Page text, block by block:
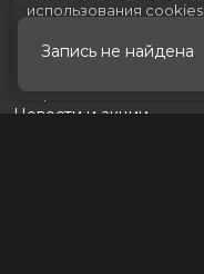
Запись не найдена
Скоро в кино
Новости и акции
использования cookies